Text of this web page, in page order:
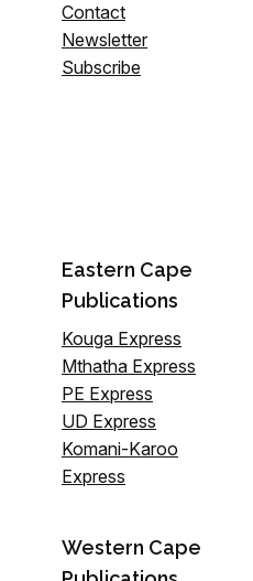
Contact
Newsletter
Subscribe
Eastern Cape
Publications
Kouga Express
Mthatha Express
PE Express
UD Express
Komani-Karoo
Express
Western Cape